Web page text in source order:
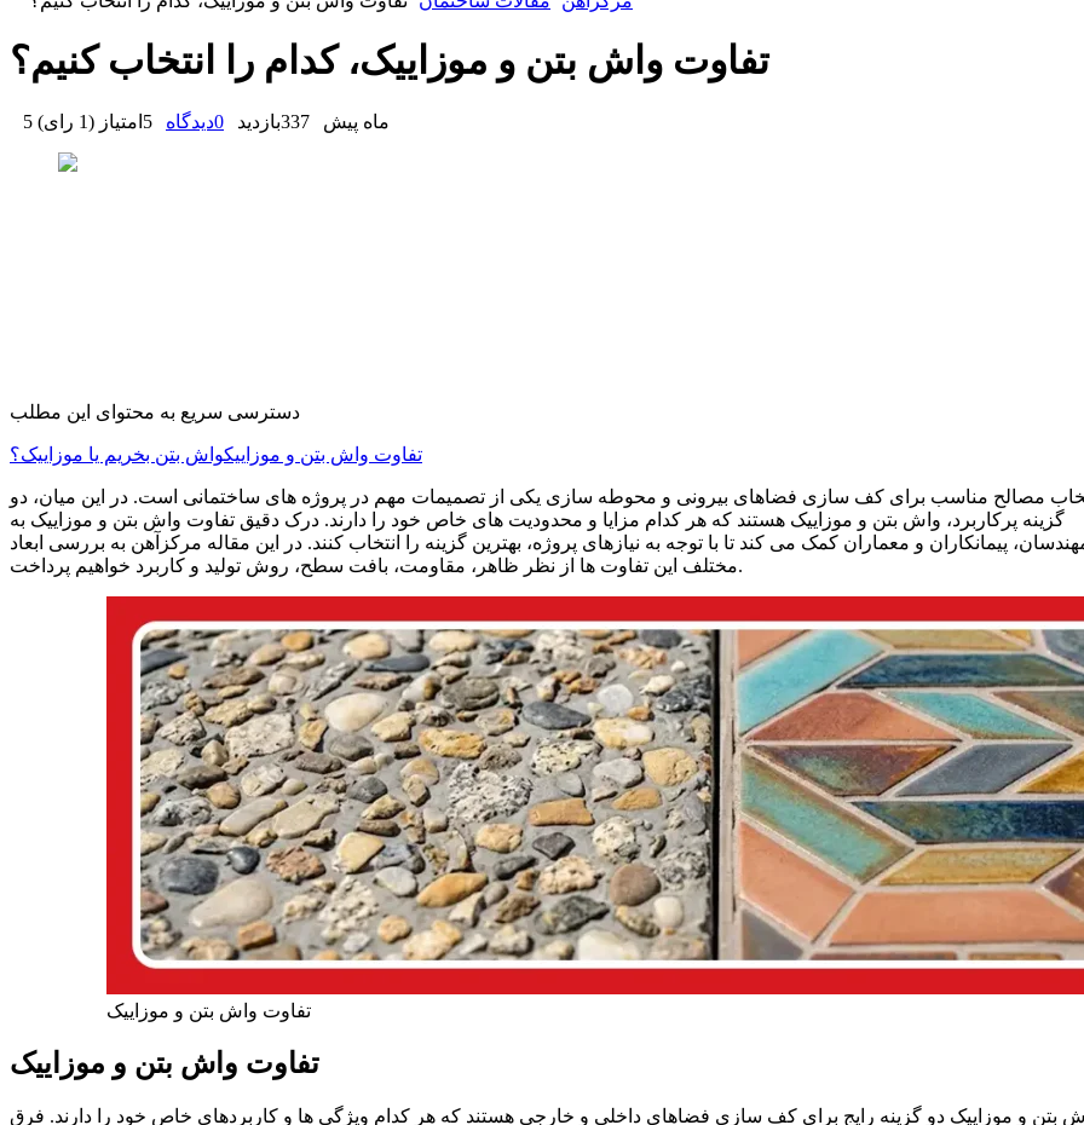
تفاوت واش بتن و موزاییک، کدام را انتخاب کنیم؟
5 ماه پیش 337بازدید 0دیدگاه 5 امتیاز (1 رای )
دسترسی سریع به محتوای این مطلب
تفاوت واش بتن و موزاییکواش بتن بخریم یا موزاییک؟
مصالح مناسب برای کف‌ سازی فضاهای بیرونی و محوطه‌ سازی یکی از تصمیمات مهم در پروژه‌ های ساختمانی است. در این میان، دو
گزینه پرکاربرد، واش بتن و موزاییک هستند که هر کدام مزایا و محدودیت‌ های خاص خود را دارند. درک دقیق تفاوت واش بتن و موزاییک به
پیمانکاران و معماران کمک می‌ کند تا با توجه به نیازهای پروژه، بهترین گزینه را انتخاب کنند. در این مقاله مرکزآهن به بررسی ابعاد
مختلف این تفاوت‌ ها از نظر ظاهر، مقاومت، بافت سطح، روش تولید و کاربرد خواهیم پرداخت.
تفاوت واش بتن و موزاییک
تفاوت واش بتن و موزاییک
بتن و موزاییک دو گزینه رایج برای کف‌ سازی فضاهای داخلی و خارجی هستند که هر کدام ویژگی‌ ها و کاربردهای خاص خود را دارند. فرق